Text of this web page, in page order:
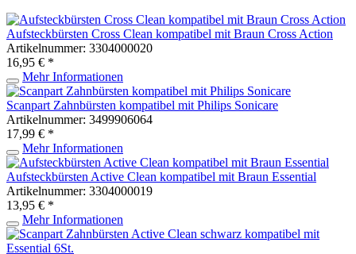
Aufsteckbürsten Cross Clean kompatibel mit Braun Cross Action
Artikelnummer: 3304000020
16,95 € *
Mehr Informationen
Scanpart Zahnbürsten kompatibel mit Philips Sonicare
Artikelnummer: 3499906064
17,99 € *
Mehr Informationen
Aufsteckbürsten Active Clean kompatibel mit Braun Essential
Artikelnummer: 3304000019
13,95 € *
Mehr Informationen